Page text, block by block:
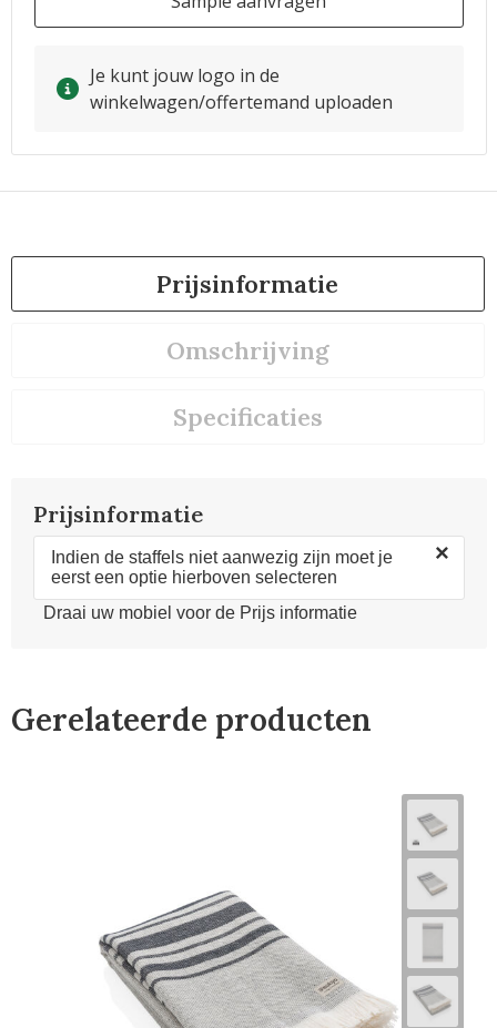
Je kunt jouw logo in de
winkelwagen/offertemand uploaden
Prijsinformatie
Omschrijving
Specificaties
Prijsinformatie
Indien de staffels niet aanwezig zijn moet je
eerst een optie hierboven selecteren
×
Draai uw mobiel voor de Prijs informatie
Gerelateerde producten